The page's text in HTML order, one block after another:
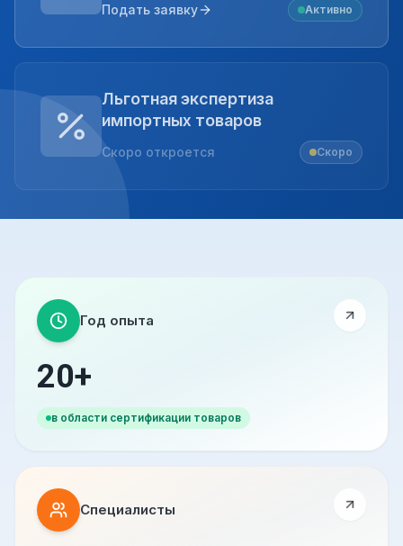
Подать заявку Активно
Льготная экспертиза
импортных товаров
Скоро откроется Скоро
Год опыта
20+
в области сертификации товаров
Специалисты